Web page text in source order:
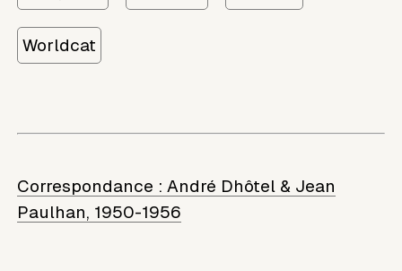
Worldcat
Correspondance :André Dhôtel & Jean
Paulhan, 1950-1956